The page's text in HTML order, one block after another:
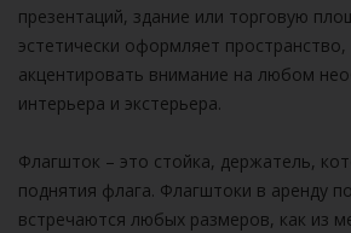
презентаций, здание или торговую
эстетически оформляет
акцентировать внимание на любом
интерьера и экстерьера.
Флагшток – это стойка, держатель,
поднятия флага. Флагштоки в аренду
встречаются любых размеров, как из